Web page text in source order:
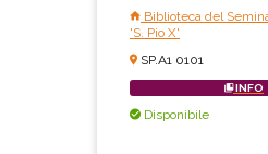
Biblioteca del
'S. Pio X'
SP.A1 0101
INFO
Disponibile